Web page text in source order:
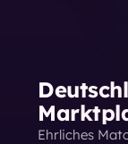
Ehrliches